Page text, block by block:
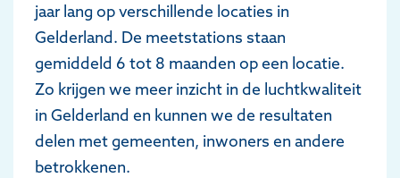
jaar lang op verschillende locaties in
Gelderland. De meetstations staan
gemiddeld 6 tot 8 maanden op een locatie.
Zo krijgen we meer inzicht in de luchtkwaliteit
in Gelderland en kunnen we de resultaten
delen met gemeenten, inwoners en andere
betrokkenen.